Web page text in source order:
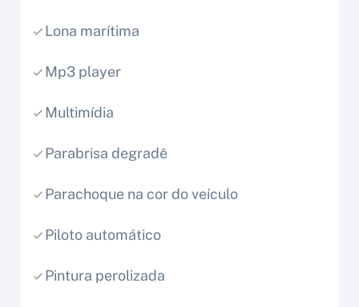
Lona marítima
Mp3 player
Multimídia
Parabrisa degradê
Parachoque na cor do veículo
Piloto automático
Pintura perolizada